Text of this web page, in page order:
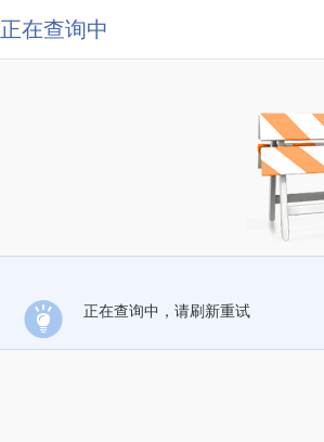
正在查询中
正在查询中，请刷新重试